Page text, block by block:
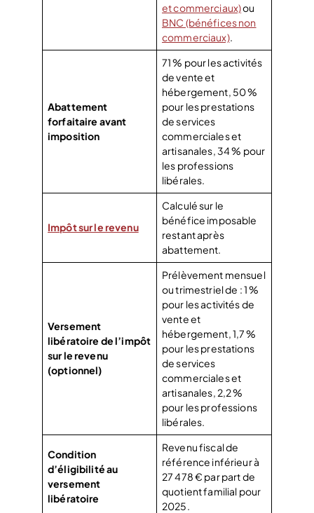
et commerciaux)ou
BNC (bénéfices non
commerciaux).
Abattement
forfaitaire avant
imposition
71 % pour les activités
de vente et
hébergement, 50 %
pour les prestations
de services
commerciales et
artisanales, 34 % pour
les professions
libérales.
Impôt sur le revenu
Calculé sur le
bénéfice imposable
restant après
abattement.
Versement
libératoire de l’impôt
sur le revenu
(optionnel)
Prélèvement mensuel
ou trimestriel de : 1 %
pour les activités de
vente et
hébergement, 1,7 %
pour les prestations
de services
commerciales et
artisanales, 2,2 %
pour les professions
libérales.
Condition
d’éligibilité au
versement
libératoire
Revenu fiscal de
référence inférieur à
27 478 € par part de
quotient familial pour
2025.